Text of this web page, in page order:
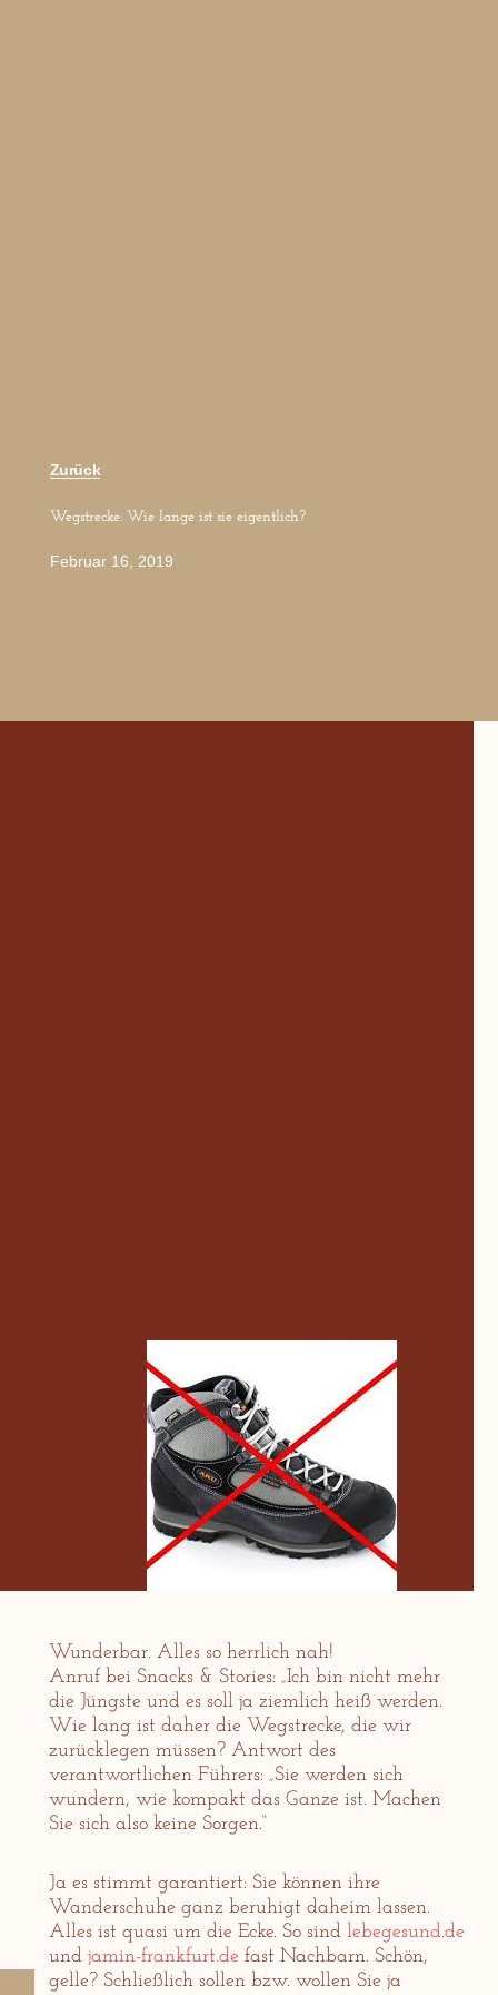
Zurück
Wegstrecke: Wie lange ist sie eigentlich?
Februar 16, 2019
Wunderbar. Alles so herrlich nah!
Anruf bei Snacks & Stories: „Ich bin nicht mehr
die Jüngste und es soll ja ziemlich heiß werden.
Wie lang ist daher die Wegstrecke, die wir
zurücklegen müssen? Antwort des
verantwortlichen Führers: „Sie werden sich
wundern, wie kompakt das Ganze ist. Machen
Sie sich also keine Sorgen.“
Ja es stimmt garantiert: Sie können ihre
Wanderschuhe ganz beruhigt daheim lassen.
Alles ist quasi um die Ecke. So sind lebegesund.de
und jamin-frankfurt.de fast Nachbarn. Schön,
gelle? Schließlich sollen bzw. wollen Sie ja